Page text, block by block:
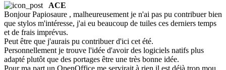
ACE
Bonjour Papiosaure , malheureusement je n'ai pas pu contribuer bien
que stylos m'intéresse, j'ai eu beaucoup de tuiles ces derniers temps
et de frais imprévus.
Peut être que j'aurais pu contribuer d'ici cet été.
Personnellement je trouve l'idée d'avoir des logiciels natifs plus
adapté plutôt que des portages être une très bonne idée.
Pour ma part un OpenOffice me servirait à rien il est déjà trop mou